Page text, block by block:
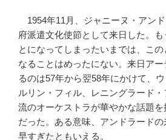
1954年11月、ジャニーヌ・アン
府派遣文化使節として来日した。も
とになってしまったいまでは、こ
なることはめったにない。来日ア
るのは57年から翌58年にかけて、
ルリン・フィル、レニングラード
流のオーケストラが華やかな話題を
だった。ある意味、アンドラード
早すぎたともいえる。